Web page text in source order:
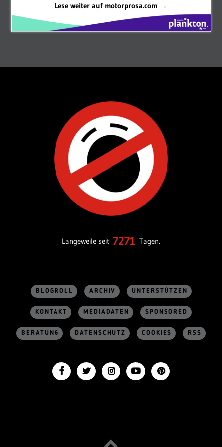
Lese weiter auf motorprosa.com →
Langeweile seit 7271 Tagen.
BLOGROLL ARCHIV UNTERSTÜTZEN
KONTAKT MEDIADATEN SPONSORED
BERATUNG DATENSCHUTZ COOKIES RSS